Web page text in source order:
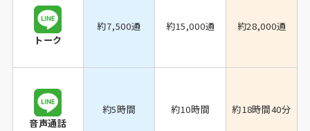
トーク
約7,500通 約15,000通 約28,000通
音声通話
約5時間 約10時間 約18時間40分